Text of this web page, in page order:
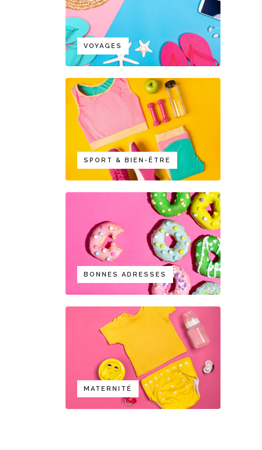
VOYAGES
SPORT & BIEN-ÊTRE
BONNES ADRESSES
MATERNITÉ